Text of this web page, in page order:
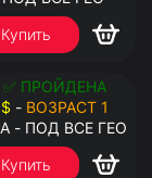
Купить
✅ ПРОЙДЕНА
- ВОЗРАСТ 1
- ПОД ВСЕ ГЕО
Купить